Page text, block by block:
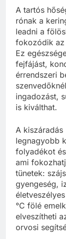
A tartós
rónak a
leadni a
fokozódik az
Ez
fejfájást,
érrendszeri
ingadozást,
is kiválthat.
A
legnagyobb
folyadékot
ami
tünetek:
gyengeség,
°C fölé
elveszítheti
orvosi